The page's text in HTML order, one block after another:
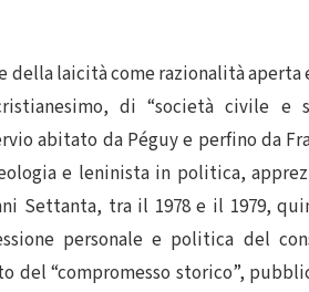
della laicità come razionalità
di “società civile e
abitato da Péguy e perfino da
e leninista in politica,
Settanta, tra il 1978 e il 1979,
personale e politica del
del “compromesso storico”,